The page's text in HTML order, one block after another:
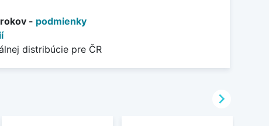
- podmienky
distribúcie pre ČR
